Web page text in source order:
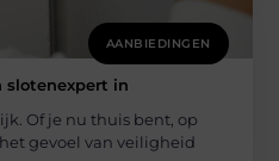
AANBIEDINGEN
slotenexpert in
Of je nu thuis bent, op
gevoel van veiligheid